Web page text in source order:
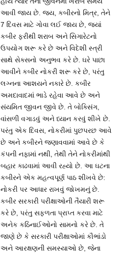
આવી જાય છે. જય, કબીરનો મિત્ર, તેને
7 દિવસ માટે ગોવા લઈ જાય છે, જ્યાં
કબીર ફરીથી શરાબ અને સિગારેટનો
ઉપયોગ શરૂ કરે છે અને વિદેશી સ્ત્રી
સાથે સેક્સનો અનુભવ કરે છે. ઘરે પાછા
આવીને કબીર નોકરી શરૂ કરે છે, પરંતુ
લગ્નના આશયને નકારે છે. કબીર
અમદાવાદમાં ભાડે રહેવા આવે છે અને
સંયમિત જીવન જીવે છે. તે બોક્સિંગ,
વાંસળી વગાડવું અને ધ્યાન કરવું શીખે છે.
પરંતુ એક દિવસ, નોકરીમાં પુછપરછ આવે
છે અને કબીરને જણાવવામાં આવે છે કે
કંપની નફામાં નથી, તેથી તેને નોકરીમાંથી
બહાર કાઢવામાં આવી રહ્યો છે. આ ઘટના
કબીરને એક મહત્વપૂર્ણ પાઠ શીખવે છે:
નોકરી પર આધાર રાખવું જોખમનું છે.
કબીર સરકારી પરીક્ષાઓની તૈયારી શરૂ
કરે છે, પરંતુ સફળતા પ્રાપ્ત કરવા માટે
અનેક કઠિનાઈઓનો સામનો કરે છે. તે
જાણે છે કે સરકારી પરીક્ષાઓમાં કૌભાંડો
અને આરક્ષણની સમસ્યાઓ છે, જેના